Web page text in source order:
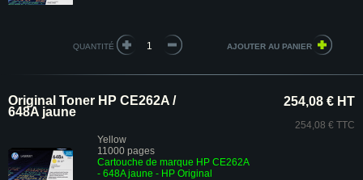
QUANTITÉ
Original Toner HP CE262A /
648A jaune
Yellow
11000 pages
Cartouche de marque HP CE262A
- 648A jaune - HP Original
254,08 € HT
254,08 € TTC